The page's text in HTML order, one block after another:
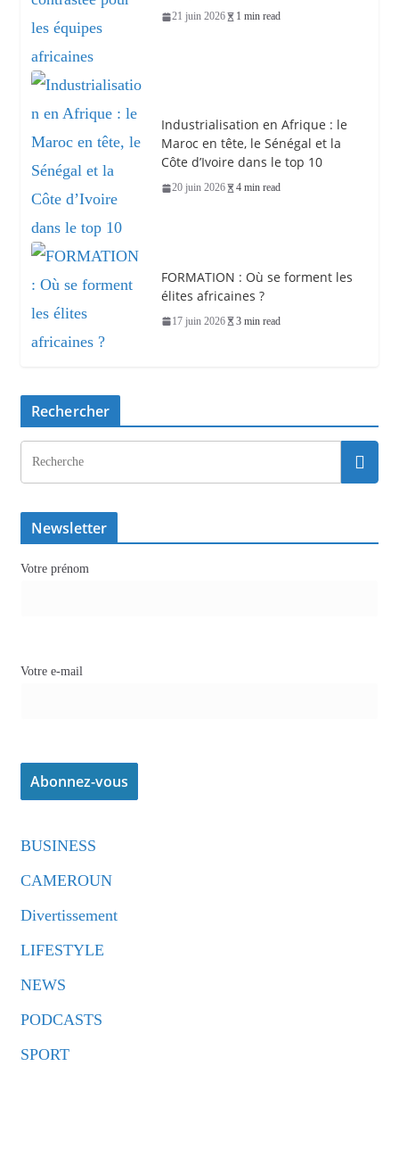
21 juin 2026 1 min read
Industrialisation en Afrique : le
Maroc en tête, le Sénégal et la
Côte d’Ivoire dans le top 10
20 juin 2026 4 min read
FORMATION : Où se forment les
élites africaines ?
17 juin 2026 3 min read
Rechercher
Newsletter
Votre prénom
Votre e-mail
BUSINESS
CAMEROUN
Divertissement
LIFESTYLE
NEWS
PODCASTS
SPORT